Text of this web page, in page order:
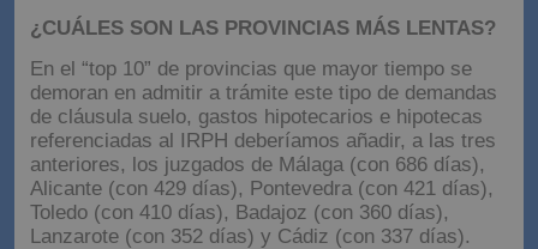
¿CUÁLES SON LAS PROVINCIAS MÁS LENTAS?
En el “top 10” de provincias que mayor tiempo se
demoran en admitir a trámite este tipo de demandas
de cláusula suelo, gastos hipotecarios e hipotecas
referenciadas al IRPH deberíamos añadir, a las tres
anteriores, los juzgados de Málaga (con 686 días),
Alicante (con 429 días), Pontevedra (con 421 días),
Toledo (con 410 días), Badajoz (con 360 días),
Lanzarote (con 352 días) y Cádiz (con 337 días).